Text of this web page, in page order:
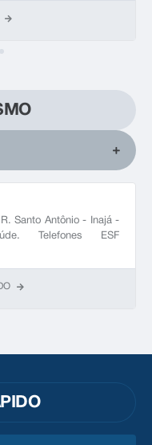
Santo Antônio - Inajá -
Telefones ESF